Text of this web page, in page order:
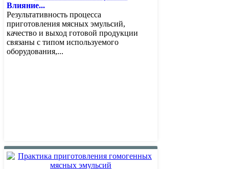
Влияние...
Результативность процесса
приготовления мясных эмульсий,
качество и выход готовой продукции
связаны с типом используемого
оборудования,...